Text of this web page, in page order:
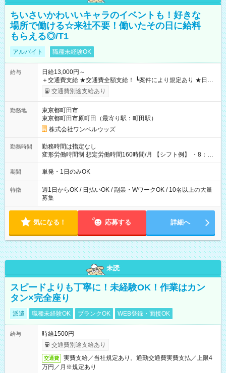
ちいさいかわいいキャラのイベントも！好きな
場所で働ける☆来社不要！働いたその日に給料
もらえる◎/T1
アルバイト 職種未経験OK
給与
日給13,000円～
＋交通費支給 ★交通費全額支給！ ┗案件により規定あり ★日払
いOK！（規定あり） ┗働いたその日に現金GET♪ お仕事後はコ
ンビニATMから 日払い分を引き落とせます！ 【試用期間】試
交通費別途支給あり
勤務地
東京都町田市
東京都町田市原町田（最寄り駅：町田駅）
株式会社ワンベルウッズ
勤務時間
勤務時間は指定なし
変形労働時間制 想定労働時間160時間/月 【シフト例】 ・8：00
～21：00
期間 単発・1日のみOK
特徴
週1日からOK / 日払いOK / 副業・WワークOK / 10名以上の大量
募集
気になる！ 応募する 詳細へ
未読
スピードよりも丁寧に！未経験OK！作業はカン
タン×完全座り
派遣 職種未経験OK ブランクOK WEB登録・面接OK
給与
時給1500円
交通費別途支給あり
交通費
実費支給／当社規定あり。通勤交通費実費支払／上限4
万円／月※規定あり